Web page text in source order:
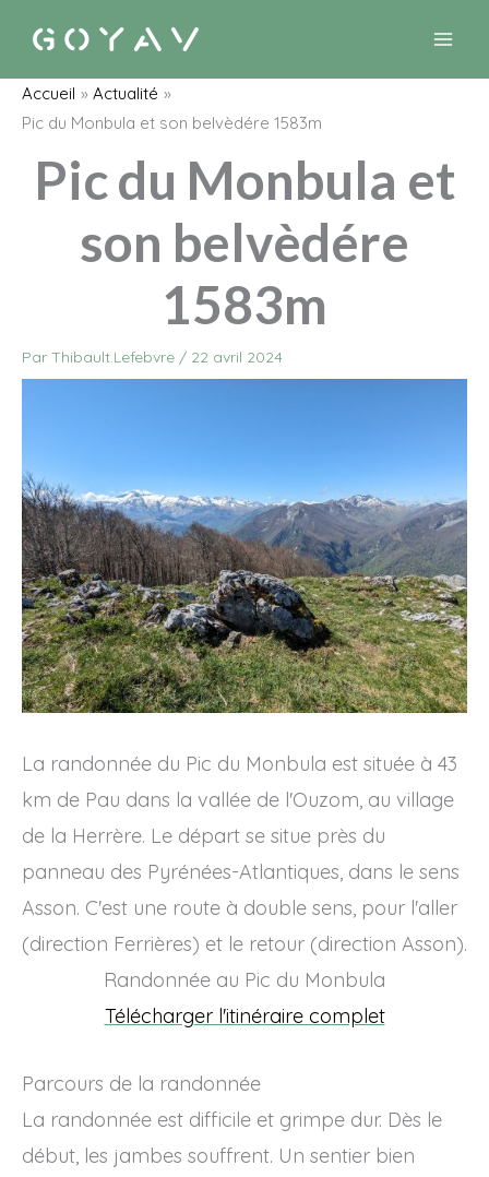
Accueil
Actualité
Pic du Monbula et son belvèdére 1583m
Pic du Monbula et
son belvèdére
1583m
Par Thibault.Lefebvre / 22 avril 2024
La randonnée du Pic du Monbula est située à 43
km de Pau dans la vallée de l'Ouzom, au village
de la Herrère. Le départ se situe près du
panneau des Pyrénées-Atlantiques, dans le sens
Asson. C'est une route à double sens, pour l'aller
(direction Ferrières) et le retour (direction Asson).
Randonnée au Pic du Monbula
Télécharger l'itinéraire complet
Parcours de la randonnée
La randonnée est difficile et grimpe dur. Dès le
début, les jambes souffrent. Un sentier bien